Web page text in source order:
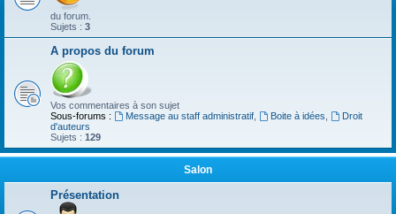
du forum.
Sujets : 3
A propos du forum
Vos commentaires à son sujet
Sous-forums :
Message au staff administratif, Boite à idées
Droit
d'auteurs
Sujets : 129
Salon
Présentation